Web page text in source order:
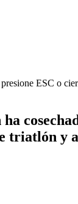
ESC o
triatlón y